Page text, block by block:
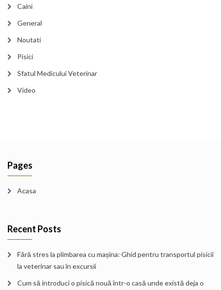
Caini
General
Noutati
Pisici
Sfatul Medicului Veterinar
Video
Pages
Acasa
Recent Posts
Fără stres la plimbarea cu mașina: Ghid pentru transportul pisicii
la veterinar sau în excursii
Cum să introduci o pisică nouă într-o casă unde există deja o